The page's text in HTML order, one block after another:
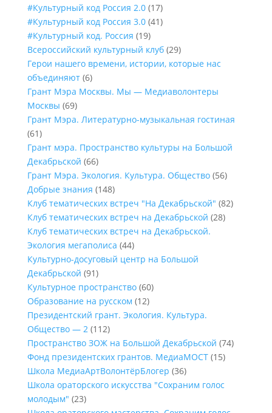
#Культурный код Россия 2.0(17)
#Культурный код Россия 3.0(41)
#Культурный код. Россия (19)
Всероссийский культурный клуб(29)
Герои нашего времени, истории, которые нас
объединяют(6)
Грант Мэра Москвы. Мы — Медиаволонтеры
Москвы (69)
Грант Мэра. Литературно-музыкальная гостиная
(61)
Грант мэра. Пространство культуры на Большой
Декабрьской (66)
Грант Мэра. Экология. Культура. Общество(56)
Добрые знания (148)
Клуб тематических встреч "На Декабрьской" (82)
Клуб тематических встреч на Декабрьской (28)
Клуб тематических встреч на Декабрьской.
Экология мегаполиса (44)
Культурно-досуговый центр на Большой
Декабрьской (91)
Культурное пространство(60)
Образование на русском (12)
Президентский грант. Экология. Культура.
Общество — 2(112)
Пространство ЗОЖ на Большой Декабрьской (74)
Фонд президентских грантов. МедиаМОСТ(15)
Школа МедиаАртВолонтёрБлогер (36)
Школа ораторского искусства "Сохраним голос
молодым" (23)